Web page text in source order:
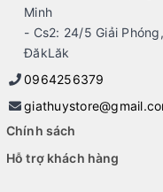
Case Gaming
270x168x350mm,
hoặc giải trí của
thẩm mỹ, bạn sẽ
như vậy trong cùng
Minh
- Cs2: 24/5 Giải
ĐăkLăk
0964256379
Chính sách
Hỗ trợ khách hàng